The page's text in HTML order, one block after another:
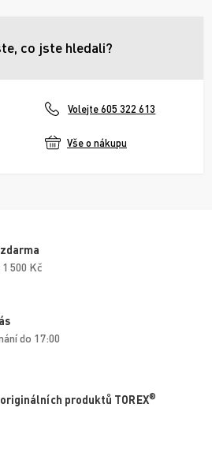
co jste hledali?
Volejte 605 322 613
Vše o nákupu
500 Kč
do 17:00
produktů TOREX®